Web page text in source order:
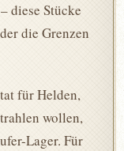
diese Stücke
die Grenzen
für Helden,
wollen,
Lager. Für